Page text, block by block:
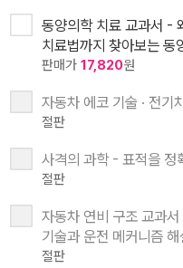
동양의학 치료 교과서 -
치료법까지 찾아보는 동
판매가 17,820원
자동차 에코 기술 · 전기
절판
사격의 과학 - 표적을 정
절판
자동차 연비 구조 교과
기술과 운전 메커니즘 해
절판